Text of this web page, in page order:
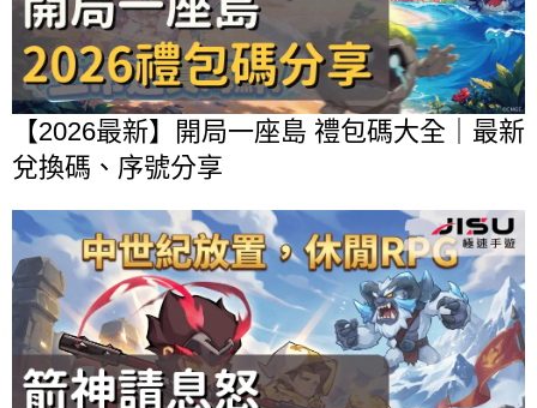
【2026最新】開局一座島 禮包碼大全｜最新
兌換碼、序號分享